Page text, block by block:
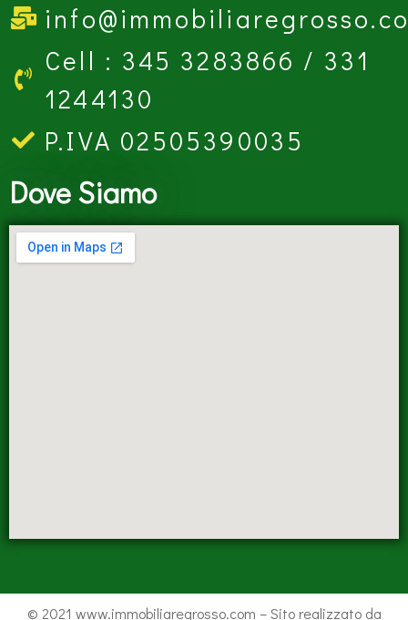
Cell : 345 3283866 / 331
1244130
P.IVA 02505390035
Dove Siamo
© 2021 www.immobiliaregrosso.com – Sito realizzato da